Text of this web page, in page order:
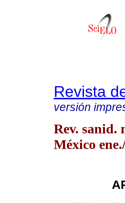
Revista
versión
Rev. sanid.
México